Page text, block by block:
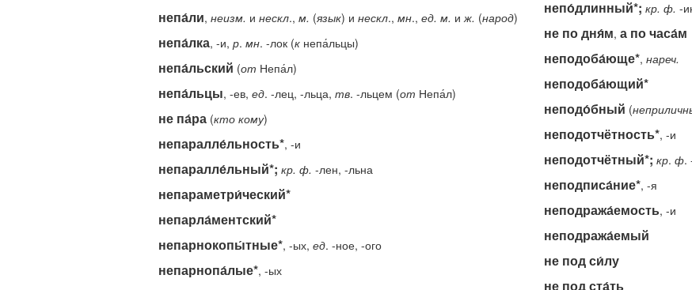
непа́ли, неизм. и нескл., м. (язык) и нескл., мн., ед. м. иж. (народ)
непа́лка, -и, р. мн. -лок (кнепа́льцы)
непа́льский (от Непа́л)
непа́льцы, -ев, ед. -лец, -льца, тв. -льцем (от Непа́л)
не па́ра(кто кому)
непаралле́льность*, -и
непаралле́льный*; кр. ф. -лен, -льна
непараметри́ческий*
непарла́ментский*
непарнокопы́тные*, -ых, ед. -ное, -ого
непарнопа́лые*, -ых
непо́длинный*; кр. ф. -
не по дня́м, а по часа́м
неподоба́юще*, нареч.
неподоба́ющий*
неподо́бный (
неподотчётность*, -и
неподотчётный*; кр. ф.
неподписа́ние*, -я
неподража́емость, -и
неподража́емый
не под си́лу
не под ста́ть